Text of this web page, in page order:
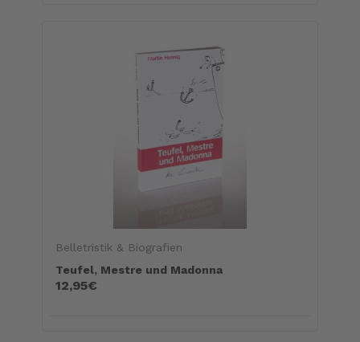
Belletristik & Biografien
Teufel, Mestre und Madonna
12,95€